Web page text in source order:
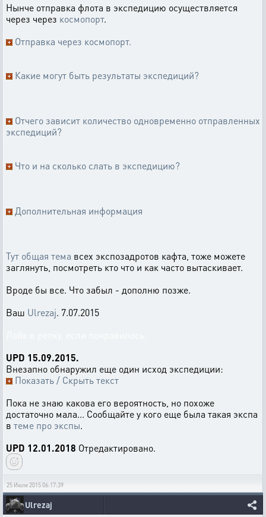
Нынче отправка флота в экспедицию осуществляется
через через космопорт.
Отправка через космопорт.
Какие могут быть результаты экспедиций?
Отчего зависит количество одновременно отправленных
экспедиций?
Что и на сколько слать в экспедицию?
Дополнительная информация
Тут общая тема всех экспозадротов кафта, тоже можете
заглянуть, посмотреть кто что и как часто вытаскивает.
Вроде бы все. Что забыл - дополню позже.
Ваш Ulrezaj. 7.07.2015
UPD 15.09.2015.
Внезапно обнаружил еще один исход экспедиции:
Показать / Скрыть текст
Пока не знаю какова его вероятность, но похоже
достаточно мала... Сообщайте у кого еще была такая экспа
в теме про экспы.
UPD 12.01.2018 Отредактировано.
25 Июля 2015 06:17:39
Ulrezaj